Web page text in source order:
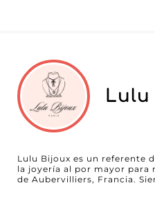
Lulu
Lulu Bijoux es un referente
la joyería al por mayor para
de Aubervilliers, Francia.